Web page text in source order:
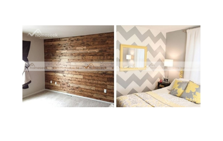
Gia Lai
Bình Phước
Hưng Yên
Bình Định